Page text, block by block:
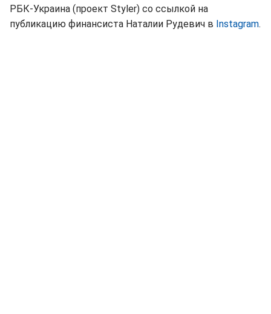
РБК-Украина (проект Styler) со ссылкой на
публикацию финансиста Наталии Рудевич в Instagram.